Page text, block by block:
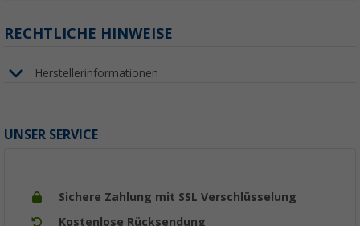
RECHTLICHE HINWEISE
Herstellerinformationen
UNSER SERVICE
Sichere Zahlung mit SSL Verschlüsselung
Kostenlose Rücksendung